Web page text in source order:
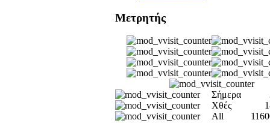
Μετρητής
Σήμερα
Χθές
All